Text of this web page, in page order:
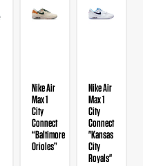
Nike Air
Max 1
City
Connect
“Baltimore
Orioles”
Nike Air
Max 1
City
Connect
"Kansas
City
Royals"